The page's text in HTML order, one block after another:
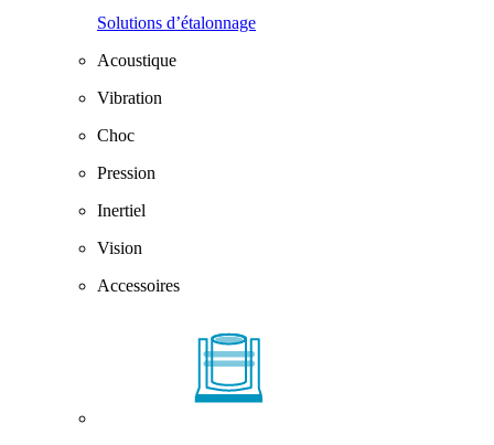
Solutions d’étalonnage
Acoustique
Vibration
Choc
Pression
Inertiel
Vision
Accessoires